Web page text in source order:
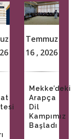
Temmuz
16 , 2026
Mekke’deki
Arapça
Dil
Kampımız
Başladı